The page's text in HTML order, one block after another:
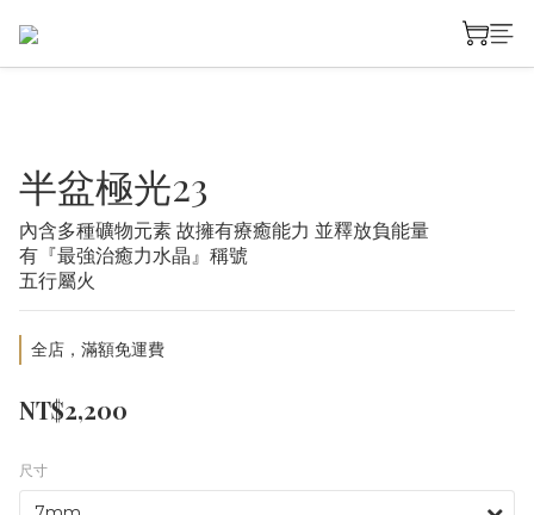
半盆極光23
內含多種礦物元素 故擁有療癒能力 並釋放負能量
有『最強治癒力水晶』稱號
五行屬火
全店，滿額免運費
NT$2,200
尺寸